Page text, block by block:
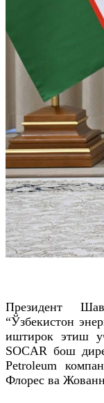
Президент
“Ўзбекистон
иштирок этиш
SOCAR бош
Petroleum
Флорес ва